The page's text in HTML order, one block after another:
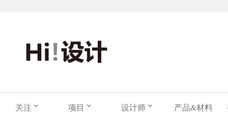
关注 项目 设计师 产品&材料